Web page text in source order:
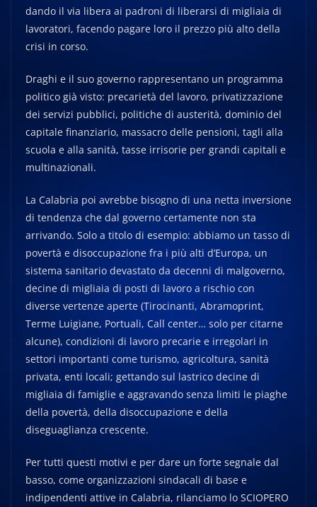
dando il via libera ai padroni di liberarsi di migliaia di
lavoratori, facendo pagare loro il prezzo più alto della
crisi in corso.
Draghi e il suo governo rappresentano un programma
politico già visto: precarietà del lavoro, privatizzazione
dei servizi pubblici, politiche di austerità, dominio del
capitale finanziario, massacro delle pensioni, tagli alla
scuola e alla sanità, tasse irrisorie per grandi capitali e
multinazionali.
La Calabria poi avrebbe bisogno di una netta inversione
di tendenza che dal governo certamente non sta
arrivando. Solo a titolo di esempio: abbiamo un tasso di
povertà e disoccupazione fra i più alti d’Europa, un
sistema sanitario devastato da decenni di malgoverno,
decine di migliaia di posti di lavoro a rischio con
diverse vertenze aperte (Tirocinanti, Abramoprint,
Terme Luigiane, Portuali, Call center… solo per citarne
alcune), condizioni di lavoro precarie e irregolari in
settori importanti come turismo, agricoltura, sanità
privata, enti locali; gettando sul lastrico decine di
migliaia di famiglie e aggravando senza limiti le piaghe
della povertà, della disoccupazione e della
diseguaglianza crescente.
Per tutti questi motivi e per dare un forte segnale dal
basso, come organizzazioni sindacali di base e
indipendenti attive in Calabria, rilanciamo lo SCIOPERO